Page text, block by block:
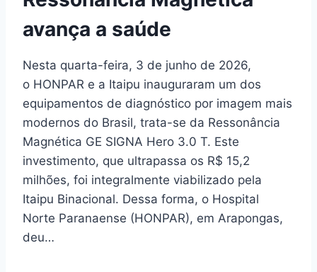
avança a saúde
Nesta quarta-feira, 3 de junho de 2026,
o HONPAR e a Itaipu inauguraram um dos
equipamentos de diagnóstico por imagem mais
modernos do Brasil, trata-se da Ressonância
Magnética GE SIGNA Hero 3.0 T. Este
investimento, que ultrapassa os R$ 15,2
milhões, foi integralmente viabilizado pela
Itaipu Binacional. Dessa forma, o Hospital
Norte Paranaense (HONPAR), em Arapongas,
deu…